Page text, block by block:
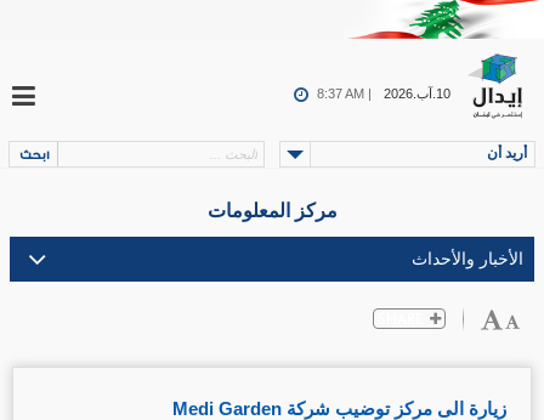
10.آب.2026 8:37 AM |
أريد أن
مركز المعلومات
زيارة الى مركز توضيب شركة Medi Garden